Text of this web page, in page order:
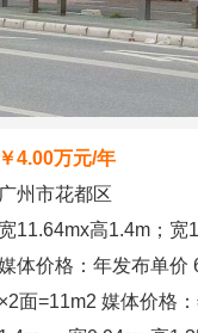
￥4.00万元/年
广州市花都区
宽11.64mx高1.4m；宽
体价格：年发布单价
×2面=11m2 媒体价格